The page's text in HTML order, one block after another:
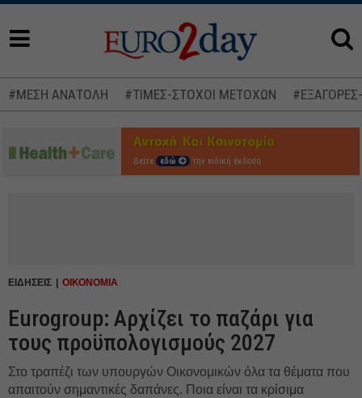
#ΜΕΣΗ ΑΝΑΤΟΛΗ #ΤΙΜΕΣ-ΣΤΟΧΟΙ ΜΕΤΟΧΩΝ
Δείτε εδώ την ειδική έκδοση
ΕΙΔΗΣΕΙΣ ΟΙΚΟΝΟΜΙΑ
Eurogroup: Αρχίζει το παζάρι για
τους προϋπολογισμούς 2027
Στο τραπέζι των υπουργών Οικονομικών όλα τα θέματα που
απαιτούν σημαντικές δαπάνες. Ποια είναι τα κρίσιμα